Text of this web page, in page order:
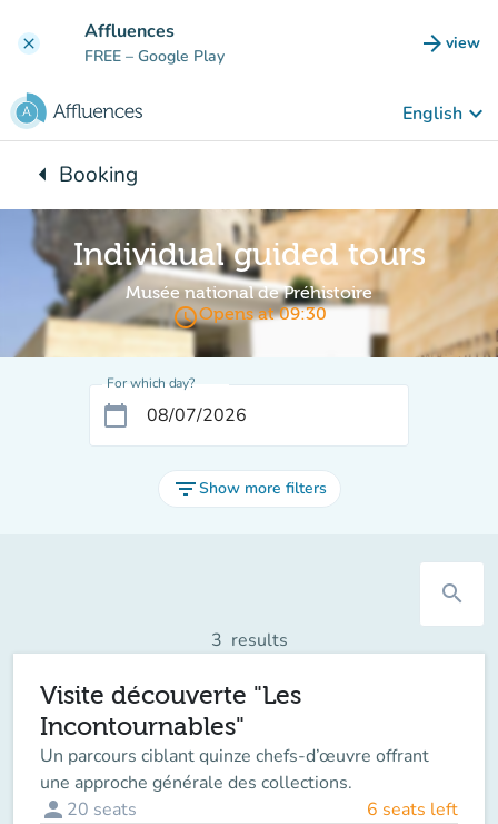
clear Affluences
FREE – Google Play arrow_forward view
(new
English keyboard_arrow_down
arrow_leftBack to:
Booking
Individual guided tours
Musée national de Préhistoire
access_timeOpens at 09:30
For which day?
calendar_today
filter_listShow more filters
search
3 results
Visite découverte "Les
Incontournables"
Un parcours ciblant quinze chefs-d’œuvre offrant
une approche générale des collections.
person 20 seats 6 seats left